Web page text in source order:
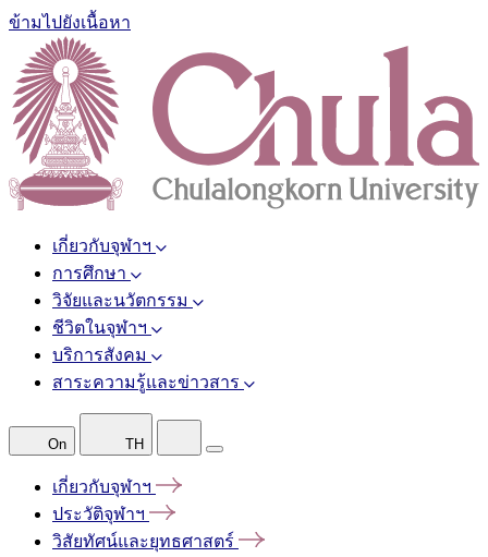
ข้ามไปยังเนื้อหา
เกี่ยวกับจุฬาฯ
การศึกษา
วิจัยและนวัตกรรม
ชีวิตในจุฬาฯ
บริการสังคม
สาระความรู้และข่าวสาร
On TH
เกี่ยวกับจุฬาฯ
ประวัติจุฬาฯ
วิสัยทัศน์และยุทธศาสตร์